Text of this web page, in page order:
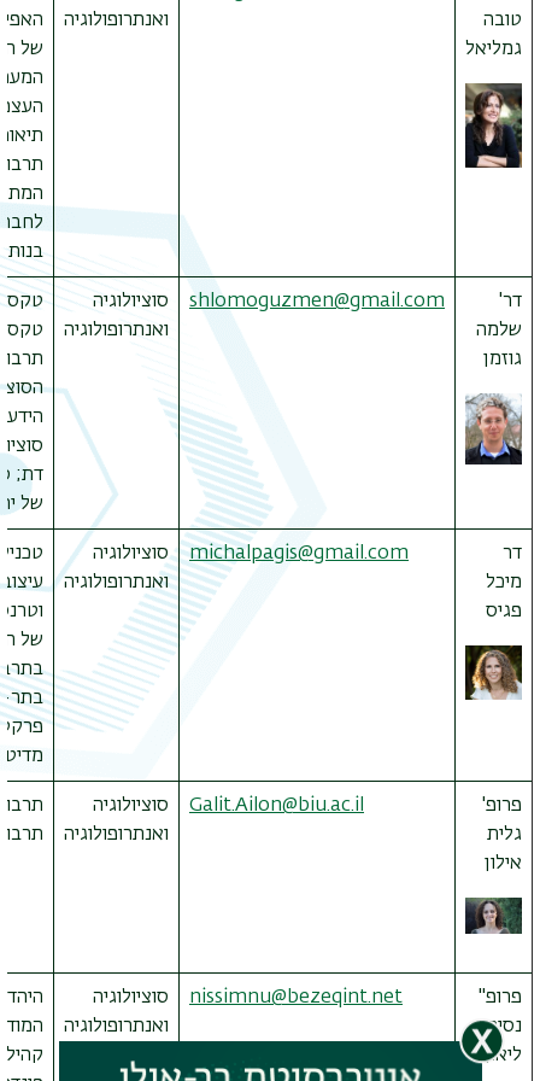
טובה
גמליאל
ואנתרופולוגיה
של
דר'
שלמה
גוזמן
shlomoguzmen@gmail.com
סוציולוגיה
ואנתרופולוגיה
טקסט
הידע
דת;
של
דר
מיכל
פגיס
michalpagis@gmail.com
סוציולוגיה
ואנתרופולוגיה
עיצוב
של
בתר-
פרופ'
גלית
אילון
Galit.Ailon@biu.ac.il
סוציולוגיה
ואנתרופולוגיה
פרופ''
נסים
ליאון
nissimnu@bezeqint.net
סוציולוגיה
ואנתרופולוגיה